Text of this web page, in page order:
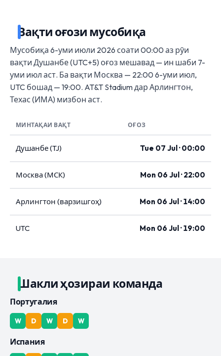
Вақти оғози мусобиқа
Мусобиқа 6-уми июли 2026 соати 00:00 аз рӯи
вақти Душанбе (UTC+5) оғоз мешавад — ин шаби 7-
уми июл аст. Ба вақти Москва — 22:00 6-уми июл,
UTC бошад — 19:00. AT&T Stadium дар Арлингтон,
Техас (ИМА) мизбон аст.
МИНТАҚАИ ВАҚТ ОҒОЗ
Душанбе (TJ) Tue 07 Jul · 00:00
Москва (МСК) Mon 06 Jul · 22:00
Арлингтон (варзишгоҳ) Mon 06 Jul · 14:00
UTC Mon 06 Jul · 19:00
Шакли ҳозираи команда
Португалия
W D W D W
Испания